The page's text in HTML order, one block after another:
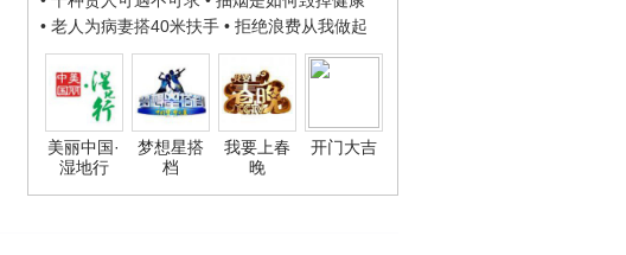
• 老人为病妻搭40米扶手 • 拒绝浪费从我做起
美丽中国·
湿地行
梦想星搭
档
我要上春
晚
开门大吉